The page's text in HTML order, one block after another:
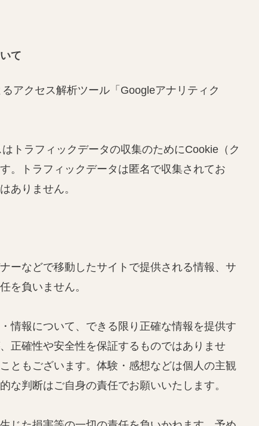
て
アクセス解析ツール「Googleアナリティク
トラフィックデータの収集のためにCookie（ク
。トラフィックデータは匿名で収集されてお
ありません。
ーなどで移動したサイトで提供される情報、サ
を負いません。
情報について、できる限り正確な情報を提供す
正確性や安全性を保証するものではありませ
ともございます。体験・感想などは個人の主観
な判断はご自身の責任でお願いいたします。